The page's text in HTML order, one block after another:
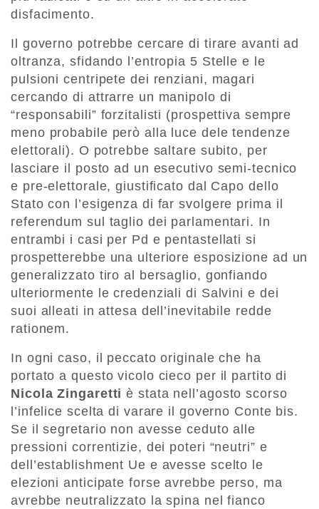
disfacimento.
Il governo potrebbe cercare di tirare avanti ad
oltranza, sfidando l’entropia 5 Stelle e le
pulsioni centripete dei renziani, magari
cercando di attrarre un manipolo di
“responsabili” forzitalisti (prospettiva sempre
meno probabile però alla luce dele tendenze
elettorali). O potrebbe saltare subito, per
lasciare il posto ad un esecutivo semi-tecnico
e pre-elettorale, giustificato dal Capo dello
Stato con l’esigenza di far svolgere prima il
referendum sul taglio dei parlamentari. In
entrambi i casi per Pd e pentastellati si
prospetterebbe una ulteriore esposizione ad un
generalizzato tiro al bersaglio, gonfiando
ulteriormente le credenziali di Salvini e dei
suoi alleati in attesa dell’inevitabile redde
rationem.
In ogni caso, il peccato originale che ha
portato a questo vicolo cieco per il partito di
Nicola Zingaretti è stata nell’agosto scorso
l’infelice scelta di varare il governo Conte bis.
Se il segretario non avesse ceduto alle
pressioni correntizie, dei poteri “neutri” e
dell’establishment Ue e avesse scelto le
elezioni anticipate forse avrebbe perso, ma
avrebbe neutralizzato la spina nel fianco